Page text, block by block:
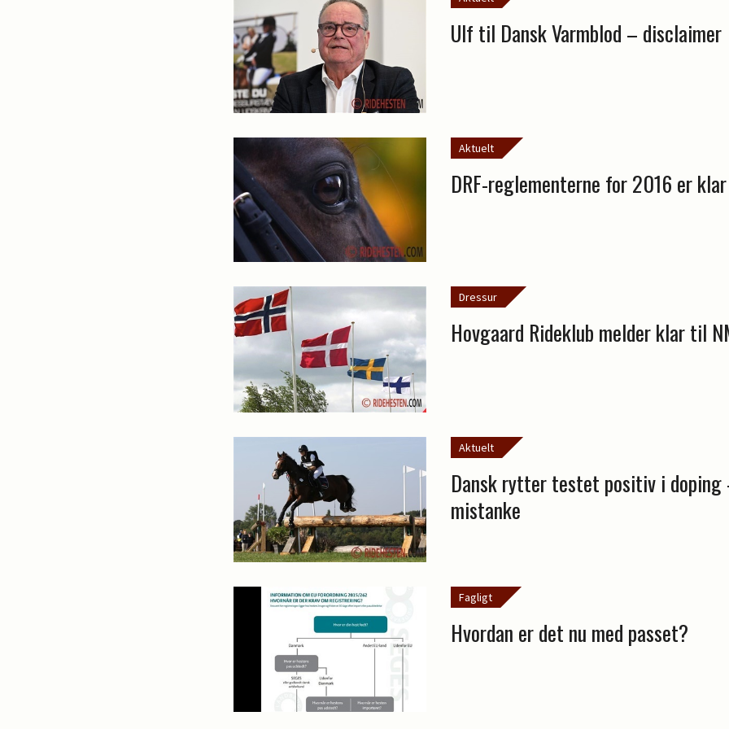
Ulf til Dansk Varmblod – disclaimer
Aktuelt
DRF-reglementerne for 2016 er klar
Dressur
Hovgaard Rideklub melder klar til
Aktuelt
Dansk rytter testet positiv i doping
mistanke
Fagligt
Hvordan er det nu med passet?